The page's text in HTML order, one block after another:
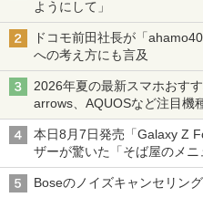
ようにして」
ドコモ前田社長が「
への考え方にも言及
2026年夏の最新スマホおす
arrows、AQUOSなど注目機
本日8月7日発売「Galaxy Z
ザーが驚いた「そば屋のメニ
Boseのノイズキャンセリン